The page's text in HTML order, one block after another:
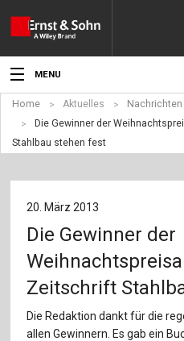
MENU
Aktuelles
Veranstaltungen
Angebote
Produkte
Werben
Service
Home Aktuelles
Nachrichten
Die Gewinner der
Stahlbau stehen fest
20. März 2013
Die Gewinner der
Zeitschrift
Die Redaktion dankt für die
allen Gewinnern. Es gab ein